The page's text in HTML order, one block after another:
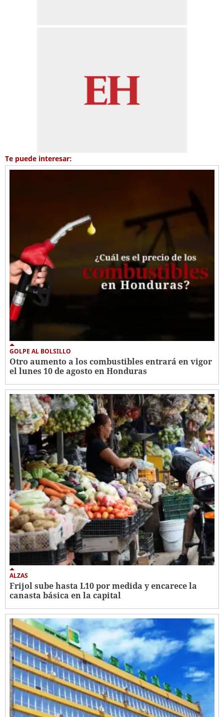
Te puede interesar:
GOLPE AL BOLSILLO
Otro aumento a los combustibles entrará en vigor
el lunes 10 de agosto en Honduras
ALZAS
Frijol sube hasta L10 por medida y encarece la
canasta básica en la capital